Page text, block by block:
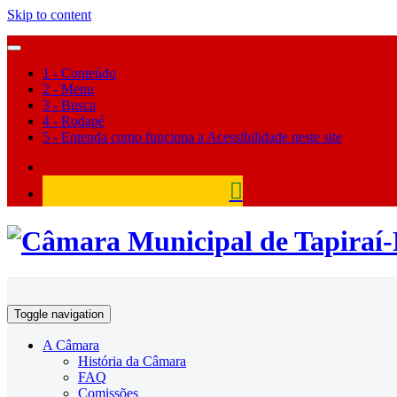
Skip to content
1 - Conteúdo
2 - Menu
3 - Busca
4 - Rodapé
5 - Entenda como funciona a Acessibilidade neste site
Câmara Municipal de Tapiraí-
Toggle navigation
A Câmara
História da Câmara
FAQ
Comissões